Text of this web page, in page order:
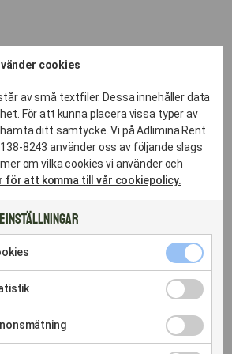
SOM KAN LOKALERNA
cookies
av små textfiler. Dessa innehåller data
För att kunna placera vissa typer av
ditt samtycke. Vi på Adlimina Rent
8243 använder oss av följande slags
om vilka cookies vi använder och
för att komma till vår cookiepolicy.
cookies
kryssruta
Cookies
för
statistik
kryssruta
Cookies
för